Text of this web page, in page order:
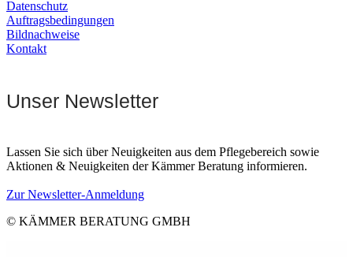
Datenschutz
Auftragsbedingungen
Bildnachweise
Kontakt
Unser Newsletter
Lassen Sie sich über Neuigkeiten aus dem Pflegebereich sowie
Aktionen & Neuigkeiten der Kämmer Beratung informieren.
Zur Newsletter-Anmeldung
© KÄMMER BERATUNG GMBH